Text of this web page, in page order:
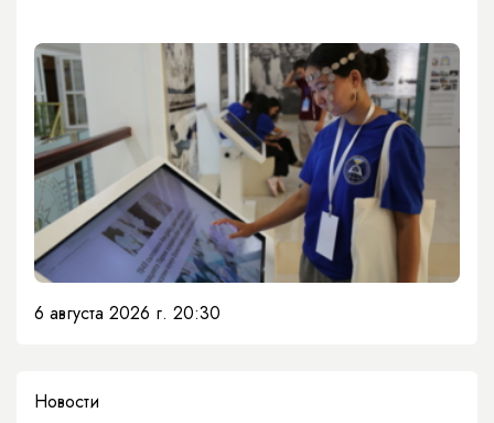
6 августа 2026 г. 20:30
Новости